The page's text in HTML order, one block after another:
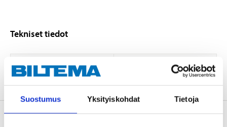
Suostumus Yksityiskohdat Tietoja
Tekniset tiedot